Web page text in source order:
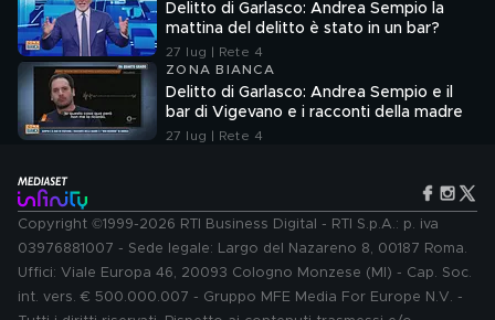
Delitto di Garlasco: Andrea Sempio la
mattina del delitto è stato in un bar?
27 lug | Rete 4
ZONA BIANCA
Delitto di Garlasco: Andrea Sempio e il
bar di Vigevano e i racconti della madre
27 lug | Rete 4
Copyright ©1999-2026 RTI Business Digital - RTI S.p.A.: p. iva
03976881007 - Sede legale: Largo del Nazareno 8, 00187 Roma.
Uffici: Viale Europa 46, 20093 Cologno Monzese (MI) - Cap. Soc.
int. vers. € 500.000.007 - Gruppo MFE Media For Europe N.V. -